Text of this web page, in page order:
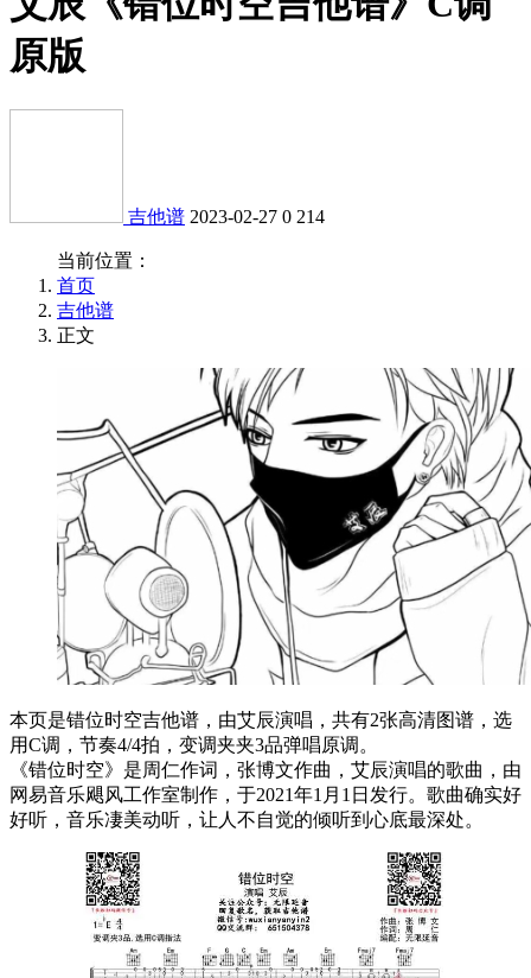
原版
吉他谱 2023-02-27 0 214
当前位置：
首页
吉他谱
正文
本页是错位时空吉他谱，由艾辰演唱，共有2张高清图谱，选
用C调，节奏4/4拍，变调夹夹3品弹唱原调。
《错位时空》是周仁作词，张博文作曲，艾辰演唱的歌曲，由
网易音乐飓风工作室制作，于2021年1月1日发行。歌曲确实好
好听，音乐凄美动听，让人不自觉的倾听到心底最深处。